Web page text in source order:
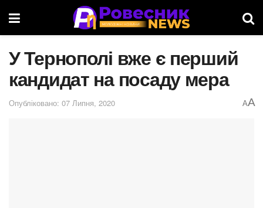
У Тернополі вже є перший
кандидат на посаду мера
Опубліковано: 07 Липня, 2020 AA